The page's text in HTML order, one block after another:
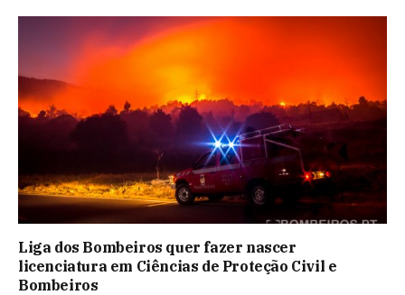
Liga dos Bombeiros quer fazer nascer
licenciatura em Ciências de Proteção Civil e
Bombeiros